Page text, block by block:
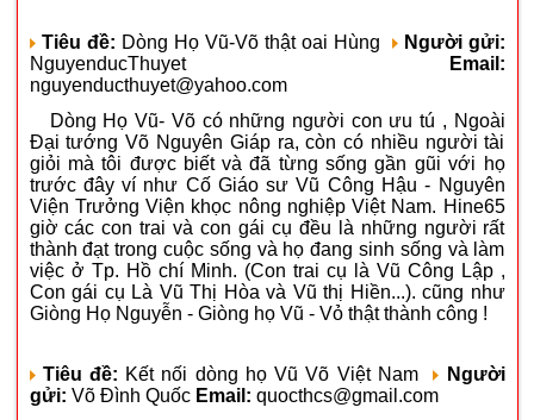
Tiêu đề: Dòng Họ Vũ-Võ thật oai Hùng
Người gửi:
NguyenducThuyet
Email:
nguyenducthuyet@yahoo.com
Dòng Họ Vũ- Võ có những người con ưu tú , Ngoài
Đại tướng Võ Nguyên Giáp ra, còn có nhiều người tài
giỏi mà tôi được biết và đã từng sống gần gũi với họ
trước đây ví như Cố Giáo sư Vũ Công Hậu - Nguyên
Viện Trưởng Viện khọc nông nghiệp Việt Nam. Hine65
giờ các con trai và con gái cụ đều là những người rất
thành đạt trong cuộc sống và họ đang sinh sống và làm
việc ở Tp. Hồ chí Minh. (Con trai cụ là Vũ Công Lập ,
Con gái cụ Là Vũ Thị Hòa và Vũ thị Hiền...). cũng như
Giòng Họ Nguyễn - Giòng họ Vũ - Vỏ thật thành công !
Tiêu đề: Kết nối dòng họ Vũ Võ Việt Nam
Người
gửi: Võ Đình Quốc Email: quocthcs@gmail.com